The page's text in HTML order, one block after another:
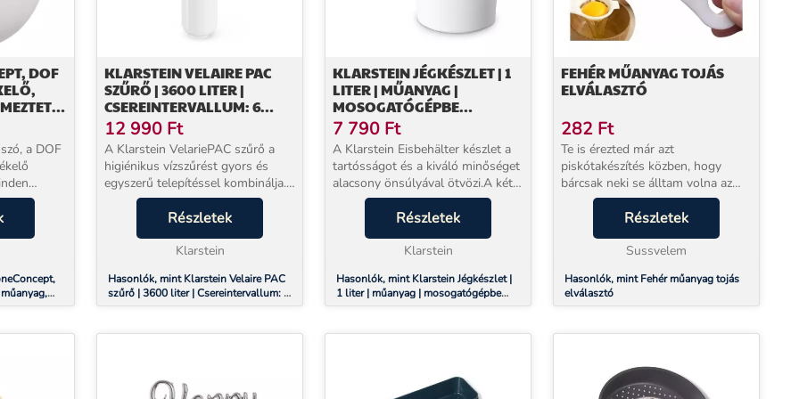
DOF
a DOF
tűzre, és
és BSI
elem
KLARSTEIN VELAIRE PAC
SZŰRŐ | 3600 LITER |
CSEREINTERVALLUM: 6
HAVONTA | MŰANYAG
BORÍTÁS
12 990 Ft
A Klarstein VelariePAC szűrő a
higiénikus vízszűrést gyors és
egyszerű telepítéssel kombinálja.
A szűrő tartozékként kompatibilis
a Velaire víz- és jégadagolóval, és
biztosítja, hogy a víz és a jég m...
Részletek
Klarstein
Hasonlók, mint Klarstein Velaire PAC
szűrő | 3600 liter | Csereintervallum: 6
havonta | Műanyag borítás
KLARSTEIN JÉGKÉSZLET | 1
LITER | MŰANYAG |
MOSOGATÓGÉPBE
ALKALMAS
7 790 Ft
A Klarstein Eisbehälter készlet a
tartósságot és a kiváló minőséget
alacsony önsúlyával ötvözi.A két
tartály egy-egy literes
űrtartalmával ez a készlet
alkalmas fagylalt, slushie-k és
joghurtok készít...
Részletek
Klarstein
Hasonlók, mint Klarstein Jégkészlet |
1 liter | műanyag | mosogatógépbe
alkalmas
FEHÉR MŰANYAG TOJÁS
ELVÁLASZTÓ
282 Ft
Te is érezted már azt
piskótakészítés közben, hogy
bárcsak neki se álltam volna az
egésznek? Hiába figyelsz oda
nagyon a tojások elválasztásánál,
valahogy mindig kerül a fehérje
közé egy pici sárgája?...
Részletek
Sussvelem
Hasonlók, mint Fehér műanyag tojás
elválasztó